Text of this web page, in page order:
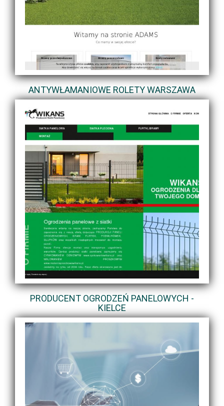
ANTYWŁAMANIOWE ROLETY WARSZAWA
PRODUCENT OGRODZEŃ PANELOWYCH -
KIELCE